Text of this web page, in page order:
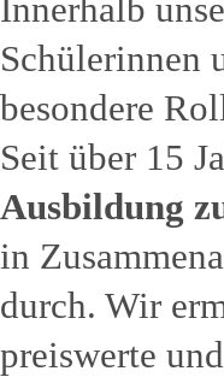
Innerhalb
Schülerinnen
besondere
Seit über 15
Ausbildung
in
durch. Wir
preiswerte